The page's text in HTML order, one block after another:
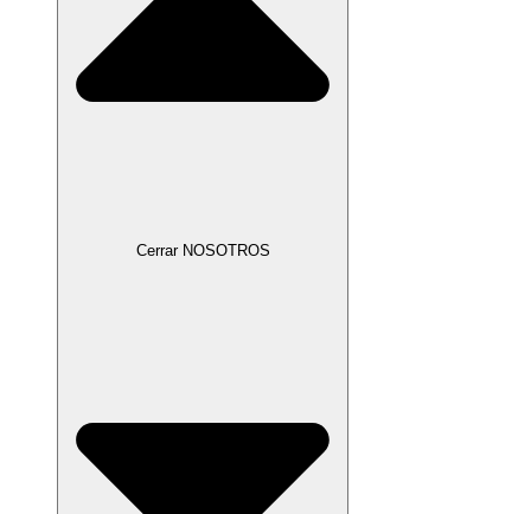
Cerrar NOSOTROS